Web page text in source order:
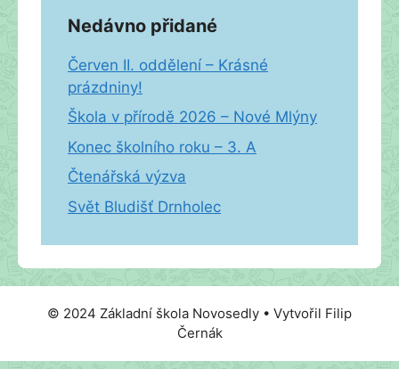
Nedávno přidané
Červen II. oddělení – Krásné
prázdniny!
Škola v přírodě 2026 – Nové Mlýny
Konec školního roku – 3. A
Čtenářská výzva
Svět Bludišť Drnholec
© 2024 Základní škola Novosedly • Vytvořil Filip
Černák